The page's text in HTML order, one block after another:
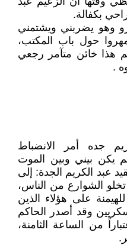
بكفالة.
وهو يضربني ويشتمني
حول باب المكتب،
هذا خائن متآمر رجعي
.
جده أمر الانضباط
يكن بيني وبين الموت
عبد الكريم الجدة: إلى
الشوارع من الناس،
على هؤلاء الذين
وقد أصدر الحاكم
من الساعة الثامنة،